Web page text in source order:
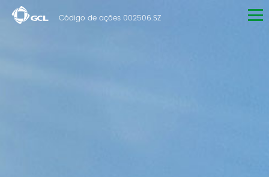
Código de ações 002506.SZ